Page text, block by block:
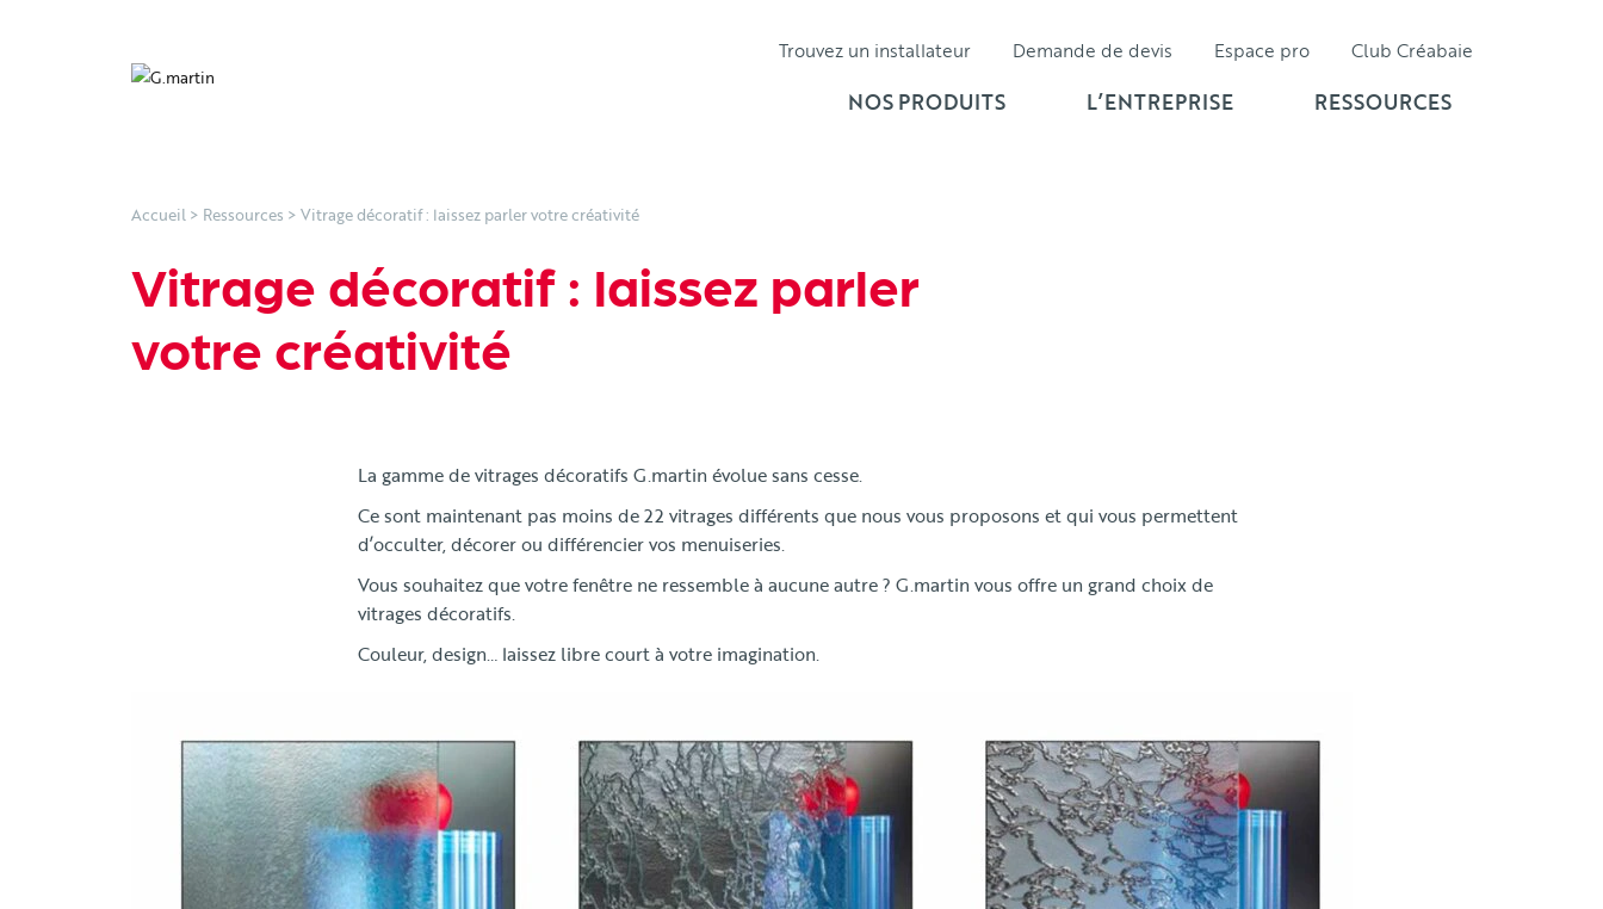
Trouvez un installateur Demande de devis Espace pro Club Créabaie
NOS PRODUITS L’ENTREPRISE RESSOURCES
Accueil> Ressources > Vitrage décoratif : laissez parler votre créativité
Vitrage décoratif : laissez parler
votre créativité
La gamme de vitrages décoratifs G.martin évolue sans cesse.
Ce sont maintenant pas moins de 22 vitrages différents que nous vous proposons et qui vous permettent
d’occulter, décorer ou différencier vos menuiseries.
Vous souhaitez que votre fenêtre ne ressemble à aucune autre ? G.martin vous offre un grand choix de
vitrages décoratifs.
Couleur, design… laissez libre court à votre imagination.